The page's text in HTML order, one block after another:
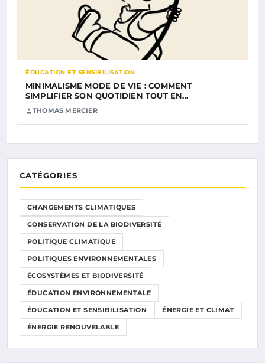
ÉDUCATION ET SENSIBILISATION
MINIMALISME MODE DE VIE : COMMENT
SIMPLIFIER SON QUOTIDIEN TOUT EN…
THOMAS MERCIER
CATÉGORIES
CHANGEMENTS CLIMATIQUES
CONSERVATION DE LA BIODIVERSITÉ
POLITIQUE CLIMATIQUE
POLITIQUES ENVIRONNEMENTALES
ÉCOSYSTÈMES ET BIODIVERSITÉ
ÉDUCATION ENVIRONNEMENTALE
ÉDUCATION ET SENSIBILISATION ÉNERGIE ET CLIMAT
ÉNERGIE RENOUVELABLE